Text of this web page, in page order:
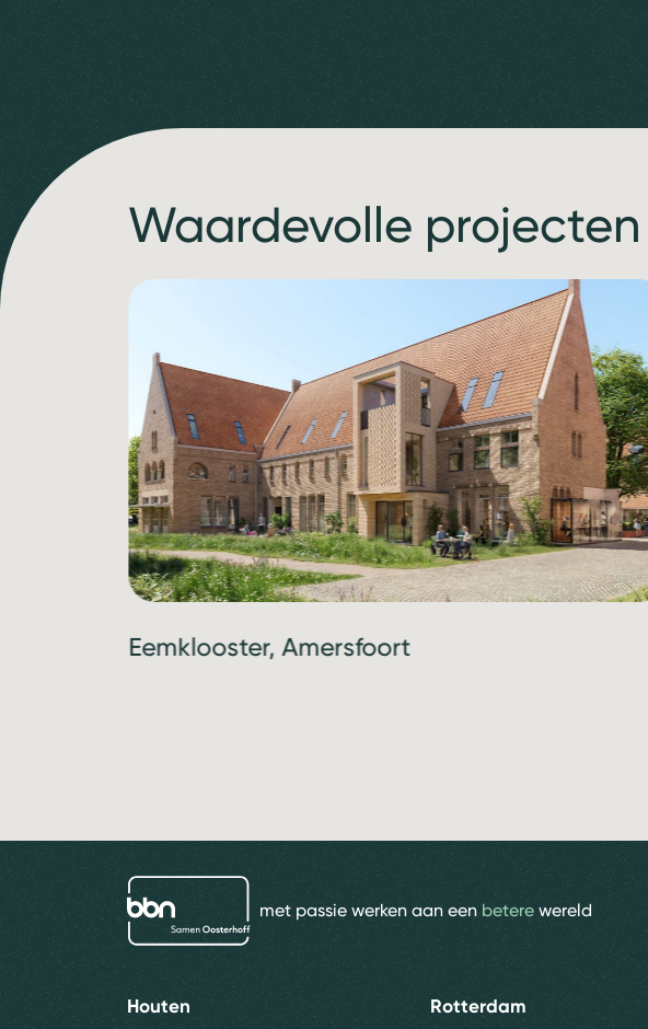
Waardevolle projecten
Eemklooster, Amersfoort
bbn adviseurs
met passie werken aan een betere wereld
Houten Rotterdam